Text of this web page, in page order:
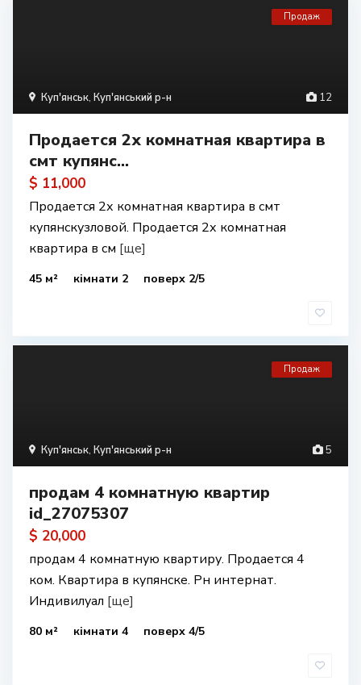
12
Куп'янськ, Куп'янський р-н
Продаж
Продается 2х комнатная квартира в
смт купянс...
$ 11,000
Продается 2х комнатная квартира в смт
купянскузловой. Продается 2х комнатная
квартира в см [ще]
45 м² кімнати 2 поверх 2/5
5
Куп'янськ, Куп'янський р-н
Продаж
продам 4 комнатную квартир
id_27075307
$ 20,000
продам 4 комнатную квартиру. Продается 4
ком. Квартира в купянске. Рн интернат.
Индивилуал [ще]
80 м² кімнати 4 поверх 4/5